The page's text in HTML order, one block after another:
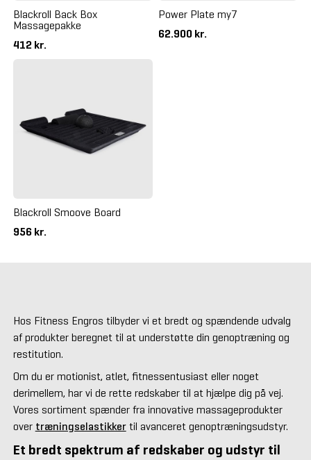
Blackroll Back Box
Massagepakke
412 kr.
Power Plate my7
62.900 kr.
Blackroll Smoove Board
956 kr.
Hos Fitness Engros tilbyder vi et bredt og spændende udvalg
af produkter beregnet til at understøtte din genoptræning og
restitution.
Om du er motionist, atlet, fitnessentusiast eller noget
derimellem, har vi de rette redskaber til at hjælpe dig på vej.
Vores sortiment spænder fra innovative massageprodukter
over træningselastikkertil avanceret genoptræningsudstyr.
Et bredt spektrum af redskaber og udstyr til